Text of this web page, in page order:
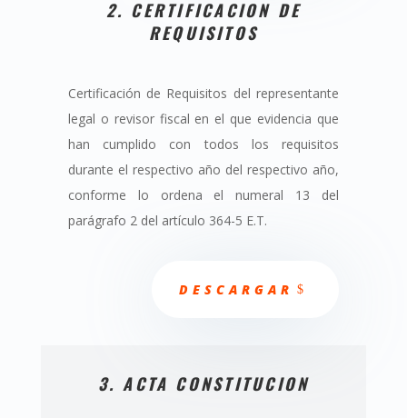
2. CERTIFICACION DE
REQUISITOS
Certificación de Requisitos del representante
legal o revisor fiscal en el que evidencia que
han cumplido con todos los requisitos
durante el respectivo año del respectivo año,
conforme lo ordena el numeral 13 del
parágrafo 2 del artículo 364-5 E.T.
DESCARGAR
3. ACTA CONSTITUCION